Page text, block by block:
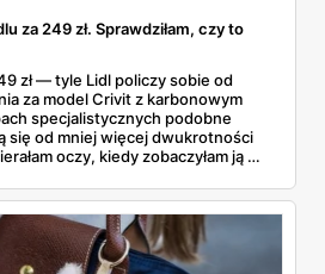
za 249 zł. Sprawdziłam, czy to
zł — tyle Lidl policzy sobie od
za model Crivit z karbonowym
specjalistycznych podobne
się od mniej więcej dwukrotności
oczy, kiedy zobaczyłam ją w
w Polsce: kortów przybywa
szybciej. Sprawdziłam, co
te pieniądze i komu taka rakieta